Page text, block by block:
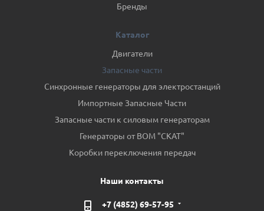
Бренды
Каталог
Двигатели
Запасные части
Синхронные генераторы для электростанций
Импортные Запасные Части
Запасные части к силовым генераторам
Генераторы от ВОМ "СКАТ"
Коробки переключения передач
Наши контакты
+7 (4852) 69-57-95